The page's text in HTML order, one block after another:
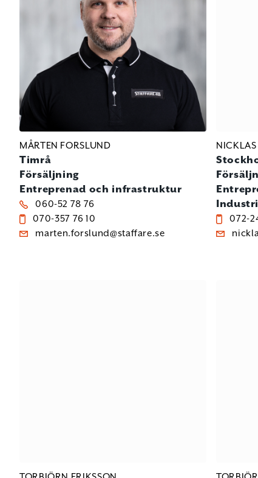
MÅRTEN FORSLUND
Timrå
Försäljning
Entreprenad och infrastruktur
060-52 78 76
070-357 76 10
marten.forslund@staffare.se
Industri
072-